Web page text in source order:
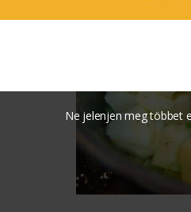
Ne jelenjen meg többet